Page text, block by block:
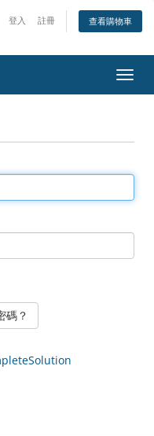
登入 註冊 查看購物車
切換
碼？